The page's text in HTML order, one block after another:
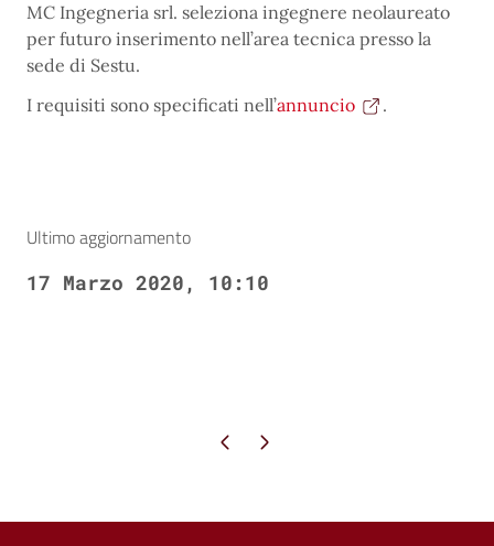
MC Ingegneria srl. seleziona ingegnere neolaureato
per futuro inserimento nell’area tecnica presso la
sede di Sestu.
I requisiti sono specificati nell’annuncio .
Ultimo aggiornamento
17 Marzo 2020, 10:10
Pagina precedente
Pagina successiva